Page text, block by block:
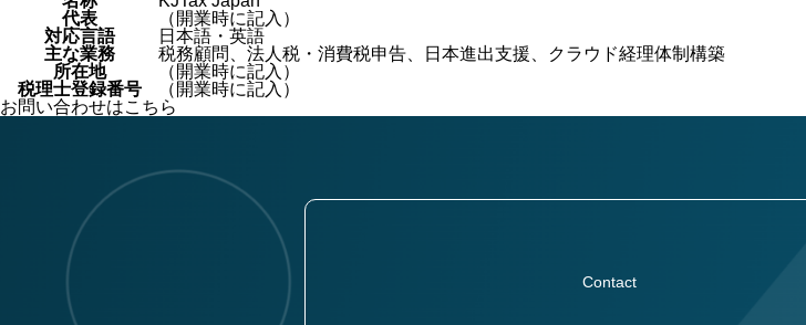
代表
（開業時に記入）
対応言語
日本語・英語
主な業務
税務顧問、法人税・消費税申告、日本進出支援、クラウド経理体制構築
所在地
（開業時に記入）
税理士登録番号
（開業時に記入）
お問い合わせはこちら
Contact